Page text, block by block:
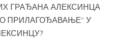
ГРАЂАНА АЛЕКСИНЦА
ПРИЛАГОЂАВАЊЕ“ У